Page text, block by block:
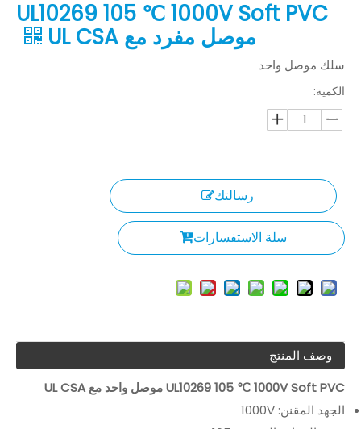
UL10269 105 ℃ 1000V Soft PVC
موصل مفرد مع UL CSA
سلك موصل واحد
الكمية:
رسالتك
سلة الاستفسارات
وصف المنتج
UL10269 105 ℃ 1000V Soft PVC موصل واحد مع UL CSA
الجهد المقنن: 1000V